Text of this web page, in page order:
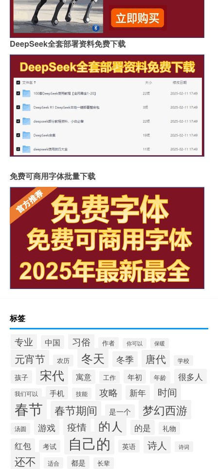
DeepSeek全套部署资料免费下载
免费可商用字体批量下载
标签
专业 中国 习俗 作者 你可以 保暖
元宵节 农历 冬天 冬季 唐代 学校
孩子 宋代 寓意 工作 年初 年龄 很多人
我们可以 手机 技能 攻略 新年 时间
春节 春节期间 是一个 梦幻西游
汤圆 游戏 疫情 的人 的是 礼物
红包 考试 自己的 英语 诗人 诗词
还不 适合 都是 长辈